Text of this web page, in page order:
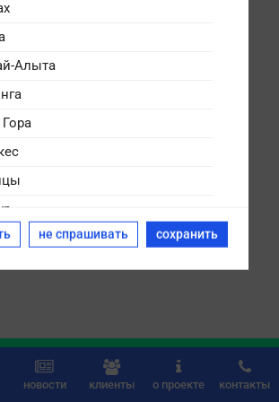

новости

клиенты

о проекте

контакты
Алыта
не спрашивать сохранить